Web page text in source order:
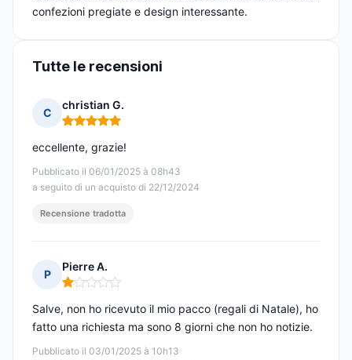
confezioni pregiate e design interessante.
Tutte le recensioni
C
christian G.
Nota: 5 su 5
Pubblicato il 06/01/2025 à 08h43
a seguito di un acquisto di 22/12/2024
eccellente, grazie!
Recensione tradotta
P
Pierre A.
Nota: 1 su 5
Pubblicato il 03/01/2025 à 10h13
Salve, non ho ricevuto il mio pacco (regali di Natale), ho
fatto una richiesta ma sono 8 giorni che non ho notizie.